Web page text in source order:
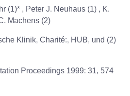
(1)* , Peter J. Neuhaus (1) , K.
Machens (2)
Klinik, Charité:, HUB, und (2)
Proceedings 1999: 31, 574